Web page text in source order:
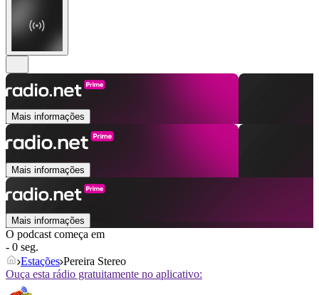
Mais informações
Mais informações
Mais informações
O podcast começa em
- 0 seg.
Estações Pereira Stereo
Ouça esta rádio gratuitamente no aplicativo: